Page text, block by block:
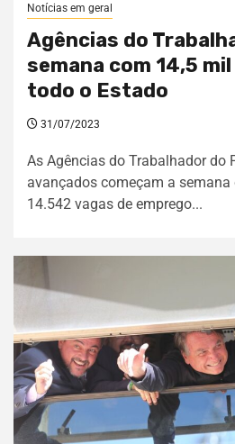
Notícias em geral
Agências do
semana com 14,5
todo o Estado
31/07/2023
As Agências do Trabalhador do
avançados começam a
14.542 vagas de emprego...